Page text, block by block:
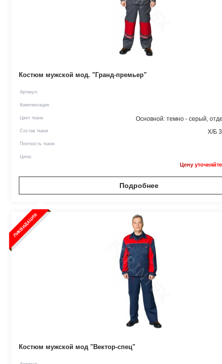
Костюм мужской мод. "Гранд-премьер"
Артикул:
Комплектация
Цвет ткани Основной: темно - серый,
Состав ткани Х/Б
Плотность ткани
Цена:
Цену
Подробнее
ЛИКВИДАЦИЯ
Костюм мужской мод "Вектор-спец"